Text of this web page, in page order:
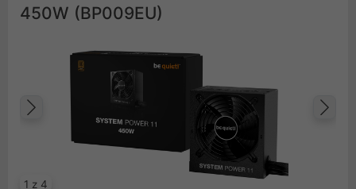
450W (BP009EU)
1 z 4
Poprzedni